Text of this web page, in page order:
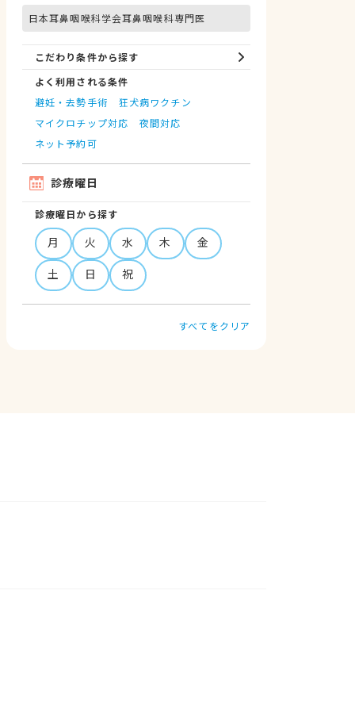
日本耳鼻咽喉科学会耳鼻咽喉科専門医
こだわり条件から探す
よく利用される条件
避妊・去勢手術
狂犬病ワクチン
マイクロチップ対応
夜間対応
ネット予約可
診療曜日
診療曜日から探す
月 火 水 木
金
土
日 祝
すべてをクリア